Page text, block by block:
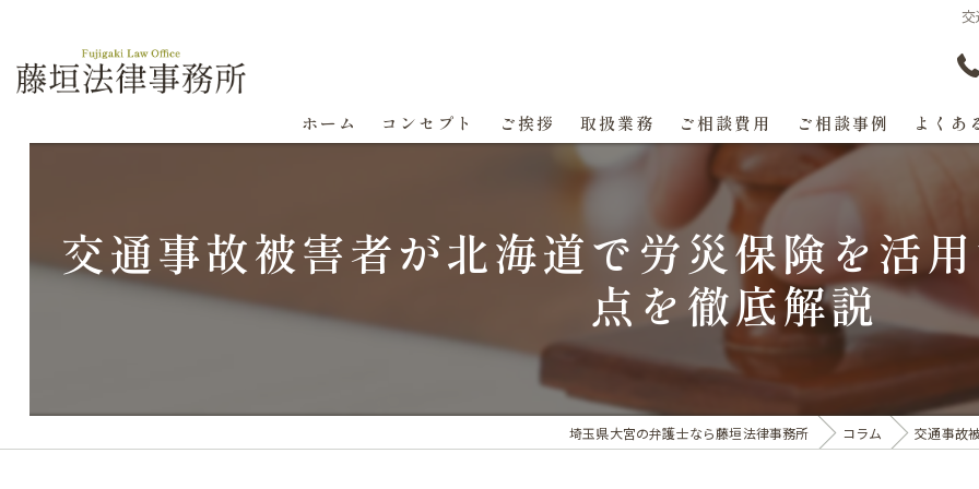
ホーム コンセプト ご挨拶 取扱業務 ご相談費用 ご相談事例 よくあ
交通事故被害者が北海道で労災保険を活
点を徹底解説
埼玉県大宮の弁護士なら藤垣法律事務所 コラム 交通事故